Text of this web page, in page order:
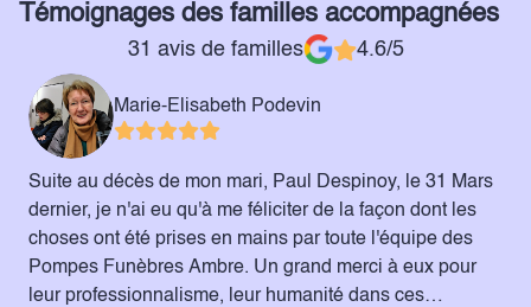
Témoignages des familles accompagnées
31 avis de familles 4.6/5
Marie-Elisabeth Podevin
Suite au décès de mon mari, Paul Despinoy, le 31 Mars
dernier, je n'ai eu qu'à me féliciter de la façon dont les
choses ont été prises en mains par toute l'équipe des
Pompes Funèbres Ambre. Un grand merci à eux pour
leur professionnalisme, leur humanité dans ces